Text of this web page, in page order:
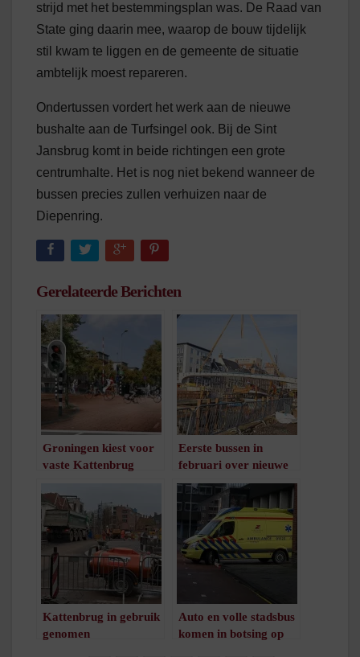
strijd met het bestemmingsplan was. De Raad van
State ging daarin mee, waarop de bouw tijdelijk
stil kwam te liggen en de gemeente de situatie
ambtelijk moest repareren.
Ondertussen vordert het werk aan de nieuwe
bushalte aan de Turfsingel ook. Bij de Sint
Jansbrug komt in beide richtingen een grote
centrumhalte. Het is nog niet bekend wanneer de
bussen precies zullen verhuizen naar de
Diepenring.
Gerelateerde Berichten
Groningen kiest voor
vaste Kattenbrug
Eerste bussen in
februari over nieuwe
Kattenbrug
minuut leestijd
Kattenbrug in gebruik
genomen
Auto en volle stadsbus
komen in botsing op